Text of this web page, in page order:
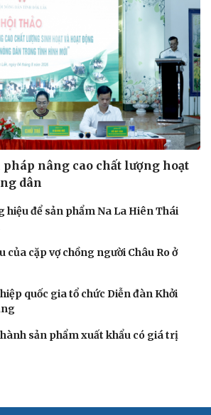
nâng cao chất lượng hoạt
dân
hiệu để sản phẩm Na La Hiên Thái
của cặp vợ chồng người Châu Ro ở
quốc gia tổ chức Diễn đàn Khởi
sản phẩm xuất khẩu có giá trị